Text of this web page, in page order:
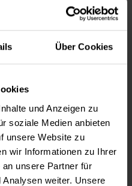
Über Cookies
und Anzeigen zu
soziale Medien anbieten
unsere Website zu
wir Informationen zu Ihrer
unsere Partner für
weiter. Unsere
62.90